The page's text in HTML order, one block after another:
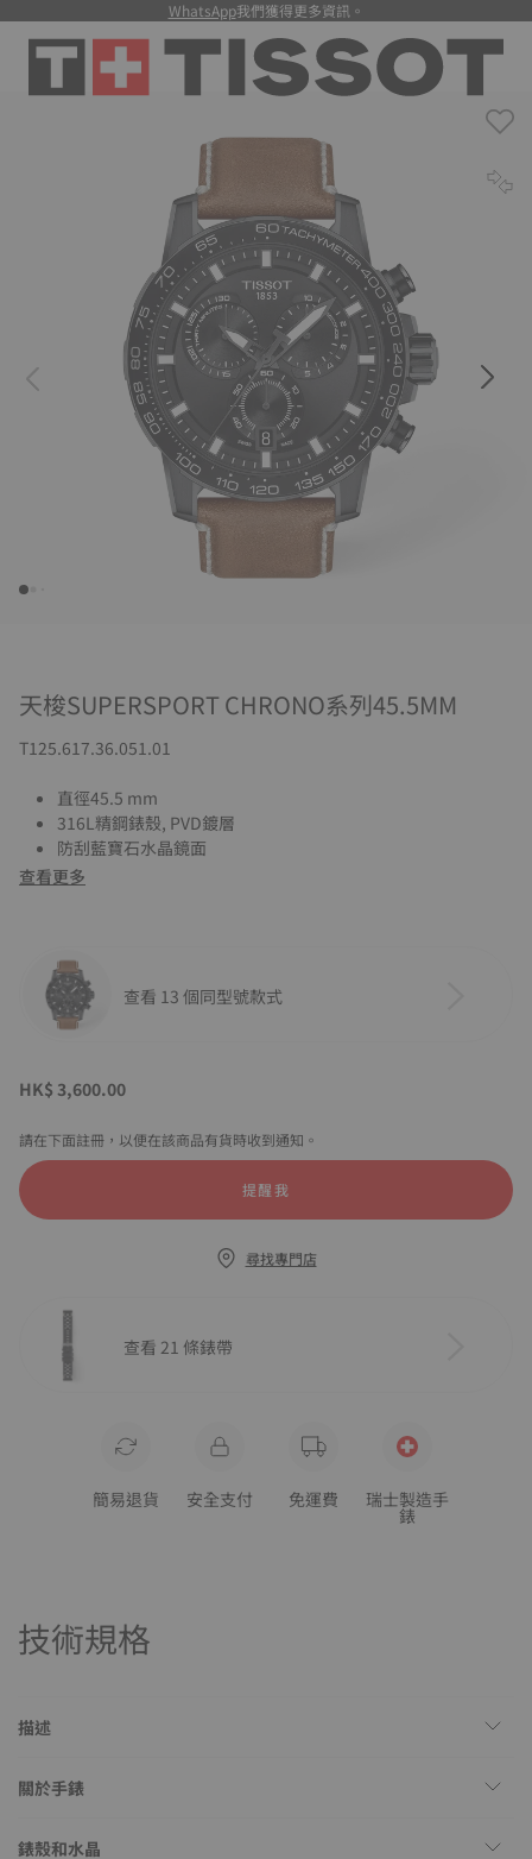
WhatsApp我們獲得更多資訊。
天梭SUPERSPORT CHRONO系列45.5MM
T125.617.36.051.01
直徑45.5 mm
316L精鋼錶殼, PVD鍍層
防刮藍寶石水晶鏡面
查看更多
查看 13 個同型號款式
HK$ 3,600.00
請在下面註冊，以便在該商品有貨時收到通知。
提醒我
尋找專門店
查看 21 條錶帶
簡易退貨 安全支付 免運費 瑞士製造手
錶
技術規格
描述
關於手錶
錶殼和水晶